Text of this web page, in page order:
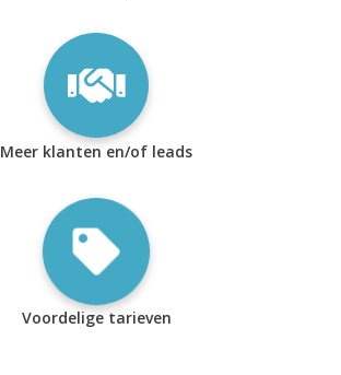
Meer klanten en/of leads
Voordelige tarieven